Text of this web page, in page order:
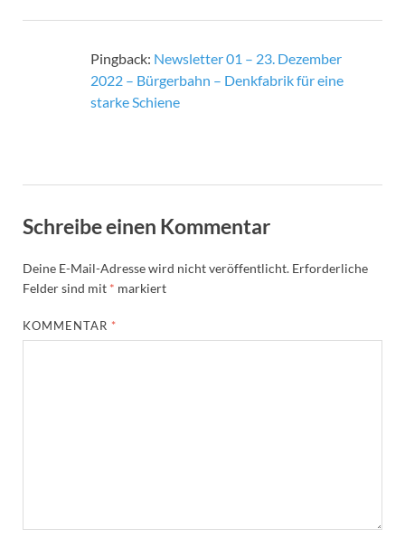
Pingback: Newsletter 01 – 23. Dezember
2022 – Bürgerbahn – Denkfabrik für eine
starke Schiene
Schreibe einen Kommentar
Deine E-Mail-Adresse wird nicht veröffentlicht. Erforderliche
Felder sind mit * markiert
KOMMENTAR *